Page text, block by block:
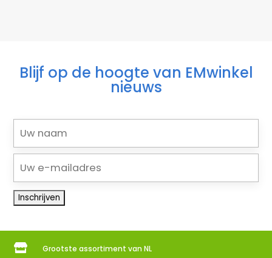
Blijf op de hoogte van EMwinkel
nieuws
 Grootste assortiment van NL